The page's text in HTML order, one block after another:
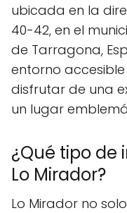
ubicada en la
40-42, en el
de Tarragona,
entorno
disfrutar de una
un lugar
¿Qué tipo de
Lo Mirador?
Lo Mirador no